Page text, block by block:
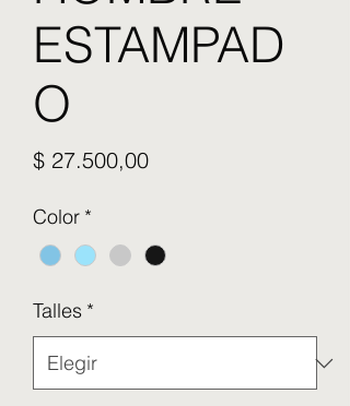
ESTAMPAD
O
$ 27.500,00Precio
Color *
Talles *